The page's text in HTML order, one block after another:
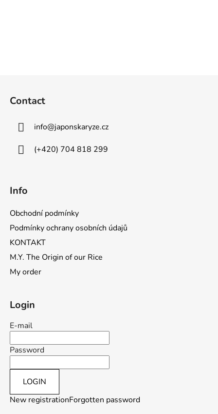
Contact
info@japonskaryze.cz
(+420) 704 818 299
Info
Obchodní podmínky
Podmínky ochrany osobních údajů
KONTAKT
M.Y. The Origin of our Rice
My order
Login
E-mail
Password
LOGIN
New registrationForgotten password